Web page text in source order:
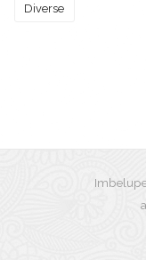
Diverse